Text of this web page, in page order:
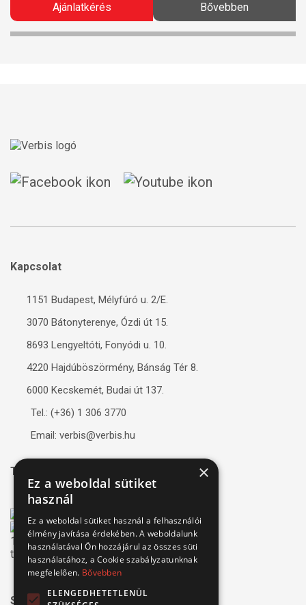
Ajánlatkérés Bővebben
Kapcsolat
1151 Budapest, Mélyfúró u. 2/E.
3070 Bátonyterenye, Ózdi út 15.
8693 Lengyeltóti, Fonyódi u. 10.
4220 Hajdúböszörmény, Bánság Tér 8.
6000 Kecskemét, Budai út 137.
Tel.: (+36) 1 306 3770
Email: verbis@verbis.hu
Tanúsítványaink
Széchenyi 2020
×
Ez a weboldal sütiket
használ
Ez a weboldal sütiket használ a felhasználói
élmény javítása érdekében. A weboldalunk
használatával Ön hozzájárul az összes süti
használatához, a Cookie szabályzatunknak
megfelelően. Bővebben
ELENGEDHETETLENÜL